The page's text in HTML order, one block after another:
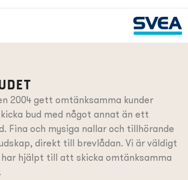
2004 gett omtänksamma kunder
bud med något annat än ett
Fina och mysiga nallar och tillhörande
, direkt till brevlådan. Vi är väldigt
hjälpt till att skicka omtänksamma